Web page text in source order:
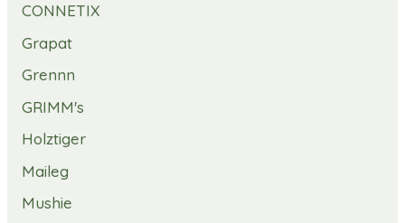
CONNETIX
Grapat
Grennn
GRIMM's
Holztiger
Maileg
Mushie